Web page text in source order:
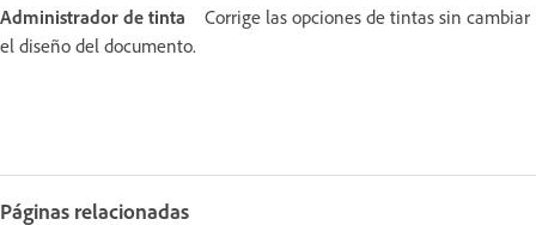
Administrador de tinta
Corrige las opciones de tintas sin cambiar
el diseño del documento.
Páginas relacionadas